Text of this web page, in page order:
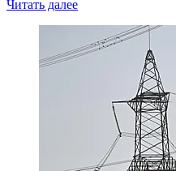
Читать далее